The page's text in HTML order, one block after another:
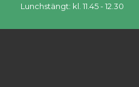
Lunchstängt: kl. 11.45 - 12.30